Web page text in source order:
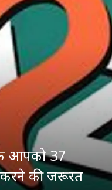
आपको 37
करने की जरूरत